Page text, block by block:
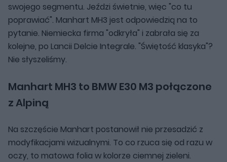
swojego segmentu. Jeździ świetnie, więc "co tu
poprawiać". Manhart MH3 jest odpowiedzią na to
pytanie. Niemiecka firma "odkryła" i zabrała się za
kolejne, po Lancii Delcie Integrale. "Świętość klasyka"?
Nie słyszeliśmy.
Manhart MH3 to BMW E30 M3 połączone
z Alpiną
Na szczęście Manhart postanowił nie przesadzić z
modyfikacjami wizualnymi. To co rzuca się od razu w
oczy, to matowa folia w kolorze ciemnej zieleni.